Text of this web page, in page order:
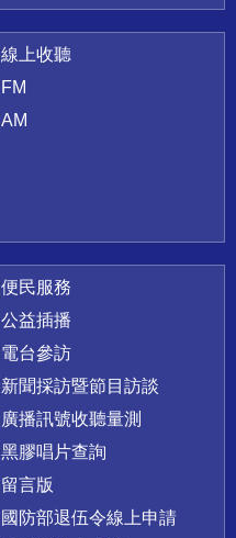
線上收聽
FM
AM
便民服務
公益插播
電台參訪
新聞採訪暨節目訪談
廣播訊號收聽量測
黑膠唱片查詢
留言版
國防部退伍令線上申請